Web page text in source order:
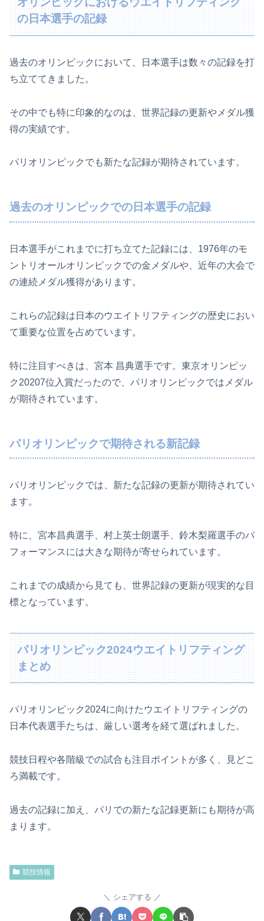
の日本選手の記録
過去のオリンピックにおいて、日本選手は数々の記録を打
ち立ててきました。
その中でも特に印象的なのは、世界記録の更新やメダル獲
得の実績です。
パリオリンピックでも新たな記録が期待されています。
過去のオリンピックでの日本選手の記録
日本選手がこれまでに打ち立てた記録には、1976年のモ
ントリオールオリンピックでの金メダルや、近年の大会で
の連続メダル獲得があります。
これらの記録は日本のウエイトリフティングの歴史におい
て重要な位置を占めています。
特に注目すべきは、宮本 昌典選手です。東京オリンピッ
ク20207位入賞だったので、パリオリンピックではメダル
が期待されています。
パリオリンピックで期待される新記録
パリオリンピックでは、新たな記録の更新が期待されてい
ます。
特に、宮本昌典選手、村上英士朗選手、鈴木梨羅選手のパ
フォーマンスには大きな期待が寄せられています。
これまでの成績から見ても、世界記録の更新が現実的な目
標となっています。
パリオリンピック2024ウエイトリフティング
まとめ
パリオリンピック2024に向けたウエイトリフティングの
日本代表選手たちは、厳しい選考を経て選ばれました。
競技日程や各階級での試合も注目ポイントが多く、見どこ
ろ満載です。
過去の記録に加え、パリでの新たな記録更新にも期待が高
まります。
競技情報
シェアする